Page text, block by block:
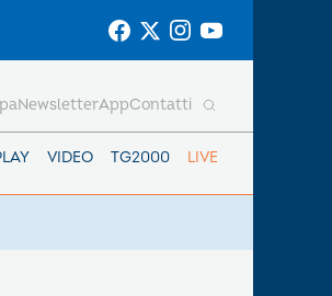
VIDEO TG2000 LIVE
NewsletterAppContatti